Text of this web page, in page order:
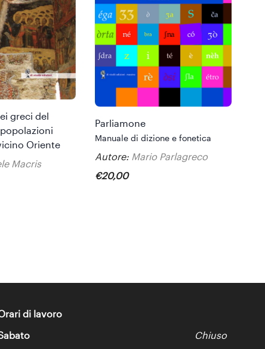
greci del
Oriente
Macris
Parliamone
Manuale di dizione e fonetica
Autore: Mario Parlagreco
€20,00
di lavoro
Chiuso